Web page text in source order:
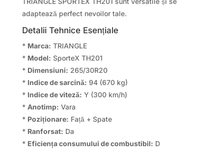
adaptează perfect nevoilor tale.
Detalii Tehnice Esențiale
* Marca: TRIANGLE
* Model: SporteX TH201
* Dimensiuni: 265/30R20
* Indice de sarcină: 94 (670 kg)
* Indice de viteză: Y (300 km/h)
* Anotimp: Vara
* Poziționare: Față + Spate
* Ranforsat: Da
* Eficiența consumului de combustibil: D